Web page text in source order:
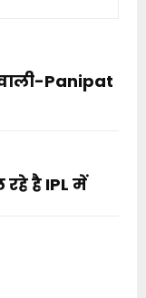
Panipat
है IPL में